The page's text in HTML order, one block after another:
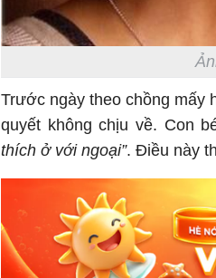
Trước ngày theo chồng mấy
quyết không chịu về. Con
thích ở với ngoại”. Điều này